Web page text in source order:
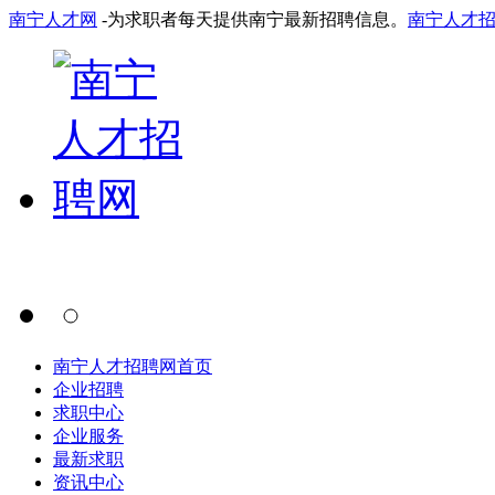
南宁人才网 -为求职者每天提供南宁最新招聘信息。 南宁人才
南宁人才招聘网首页
企业招聘
求职中心
企业服务
最新求职
资讯中心